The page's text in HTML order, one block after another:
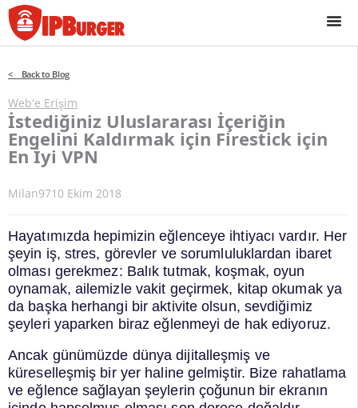
İçeriğe
geç
< Back to Blog
Web'e Erişim
İstediğiniz Uluslararası İçeriğin
Engelini Kaldırmak için Firestick için
En İyi VPN
Milan9710 Ekim 2018
Hayatımızda hepimizin eğlenceye ihtiyacı vardır. Her
şeyin iş, stres, görevler ve sorumluluklardan ibaret
olması gerekmez: Balık tutmak, koşmak, oyun
oynamak, ailemizle vakit geçirmek, kitap okumak ya
da başka herhangi bir aktivite olsun, sevdiğimiz
şeyleri yaparken biraz eğlenmeyi de hak ediyoruz.
Ancak günümüzde dünya dijitalleşmiş ve
küreselleşmiş bir yer haline gelmiştir. Bize rahatlama
ve eğlence sağlayan şeylerin çoğunun bir ekranın